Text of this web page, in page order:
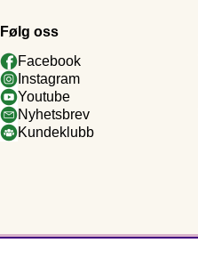
Følg oss
Facebook
Instagram
Youtube
Nyhetsbrev
Kundeklubb